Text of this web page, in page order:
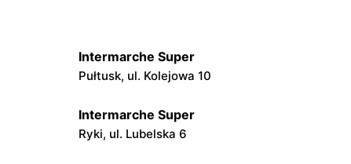
Intermarche Super
Pułtusk, ul. Kolejowa 10
Intermarche Super
Ryki, ul. Lubelska 6